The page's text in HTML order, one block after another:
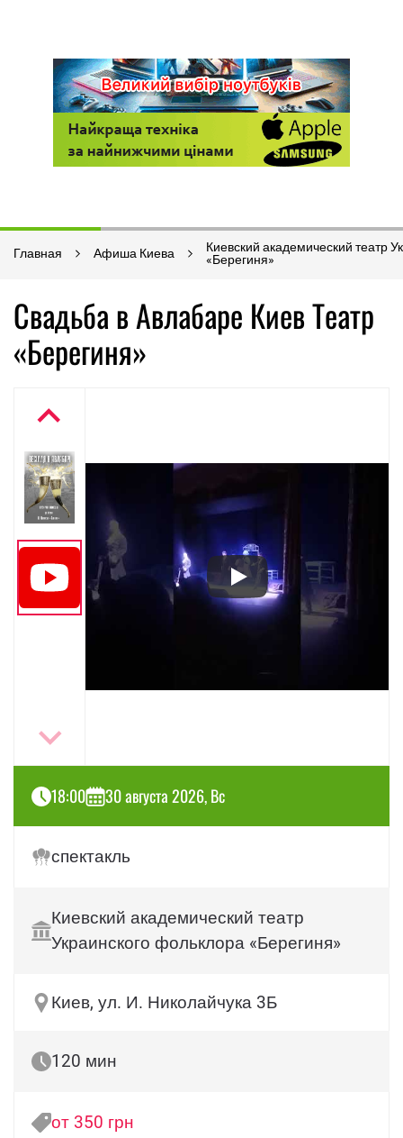
Главная Афиша Киева
Киевский академический театр
«Берегиня»
Свадьба в Авлабаре Киев Театр
«Берегиня»
18:00 30 августа 2026, Вс
спектакль
Киевский академический театр
Украинского фольклора «Берегиня»
Киев, ул. И. Николайчука 3Б
120 мин
от 350 грн